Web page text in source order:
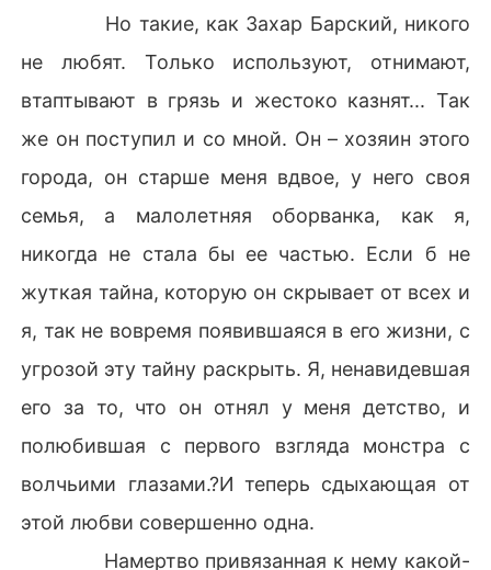
Но такие, как Захар Барский, никого
не любят. Только используют, отнимают,
втаптывают в грязь и жестоко казнят... Так
же он поступил и со мной. Он – хозяин этого
города, он старше меня вдвое, у него своя
семья, а малолетняя оборванка, как я,
никогда не стала бы ее частью. Если б не
жуткая тайна, которую он скрывает от всех и
я, так не вовремя появившаяся в его жизни, с
угрозой эту тайну раскрыть. Я, ненавидевшая
его за то, что он отнял у меня детство, и
полюбившая с первого взгляда монстра с
волчьими глазами.?И теперь сдыхающая от
этой любви совершенно одна.
Намертво привязанная к нему какой-